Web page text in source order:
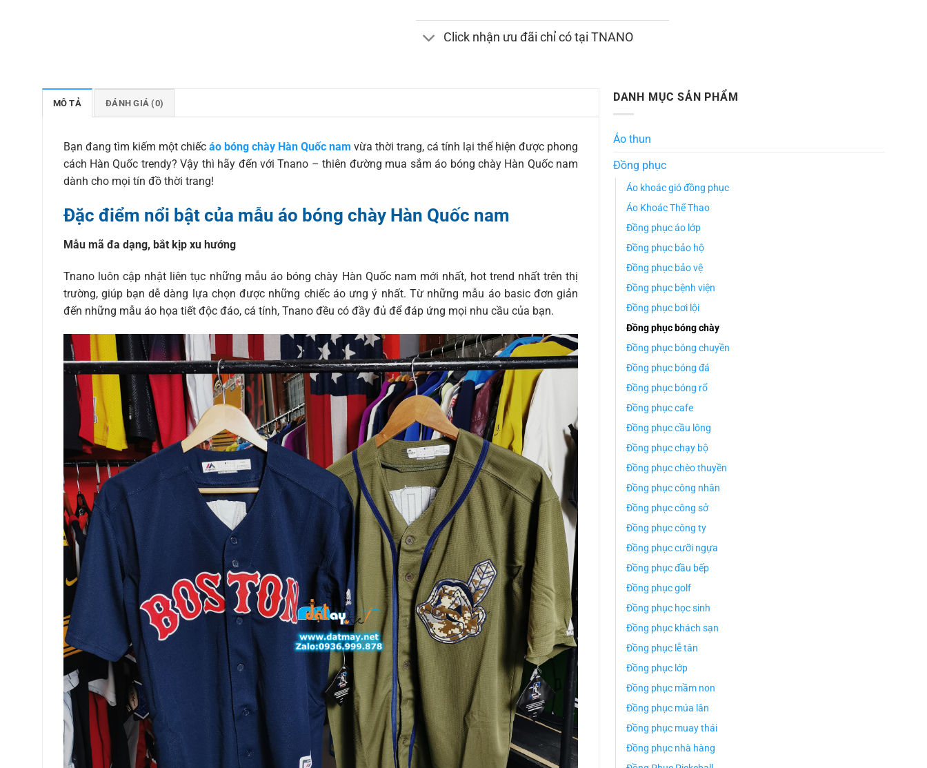
Click nhận ưu đãi chỉ có tại TNANO
MÔ TẢ ĐÁNH GIÁ (0)
Bạn đang tìm kiếm một chiếc áo bóng chày Hàn Quốc nam vừa thời trang, cá tính lại thể hiện được phong
cách Hàn Quốc trendy? Vậy thì hãy đến với Tnano – thiên đường mua sắm áo bóng chày Hàn Quốc nam
dành cho mọi tín đồ thời trang!
Đặc điểm nổi bật của mẫu áo bóng chày Hàn Quốc nam
Mẫu mã đa dạng, bắt kịp xu hướng
Tnano luôn cập nhật liên tục những mẫu áo bóng chày Hàn Quốc nam mới nhất, hot trend nhất trên thị
trường, giúp bạn dễ dàng lựa chọn được những chiếc áo ưng ý nhất. Từ những mẫu áo basic đơn giản
đến những mẫu áo họa tiết độc đáo, cá tính, Tnano đều có đầy đủ để đáp ứng mọi nhu cầu của bạn.
DANH MỤC SẢN PHẨM
Áo thun
Đồng phục
Áo khoác gió đồng phục
Áo Khoác Thể Thao
Đồng phục áo lớp
Đồng phục bảo hộ
Đồng phục bảo vệ
Đồng phục bệnh viện
Đồng phục bơi lội
Đồng phục bóng chày
Đồng phục bóng chuyền
Đồng phục bóng đá
Đồng phục bóng rổ
Đồng phục cafe
Đồng phục cầu lông
Đồng phục chạy bộ
Đồng phục chèo thuyền
Đồng phục công nhân
Đồng phục công sở
Đồng phục công ty
Đồng phục cưỡi ngựa
Đồng phục đầu bếp
Đồng phục golf
Đồng phục học sinh
Đồng phục khách sạn
Đồng phục lễ tân
Đồng phục lớp
Đồng phục mầm non
Đồng phục múa lân
Đồng phục muay thái
Đồng phục nhà hàng